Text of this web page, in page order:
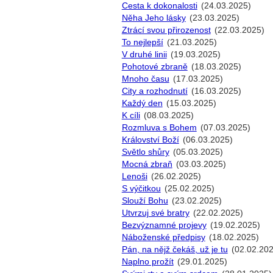
Cesta k dokonalosti (24.03.2025)
Něha Jeho lásky (23.03.2025)
Ztrácí svou přirozenost (22.03.2025)
To nejlepší (21.03.2025)
V druhé linii (19.03.2025)
Pohotové zbraně (18.03.2025)
Mnoho času (17.03.2025)
City a rozhodnutí (16.03.2025)
Každý den (15.03.2025)
K cíli (08.03.2025)
Rozmluva s Bohem (07.03.2025)
Království Boží (06.03.2025)
Světlo shůry (05.03.2025)
Mocná zbraň (03.03.2025)
Lenoši (26.02.2025)
S výčitkou (25.02.2025)
Slouží Bohu (23.02.2025)
Utvrzuj své bratry (22.02.2025)
Bezvýznamné projevy (19.02.2025)
Náboženské předpisy (18.02.2025)
Pán, na nějž čekáš, už je tu
Naplno prožít (29.01.2025)